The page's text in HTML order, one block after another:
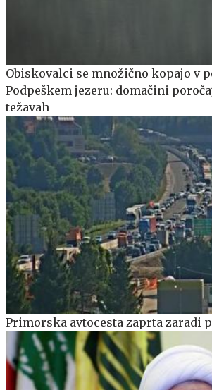
Obiskovalci se množično kopajo v
Podpeškem jezeru: domačini
težavah
Primorska avtocesta zaprta zaradi